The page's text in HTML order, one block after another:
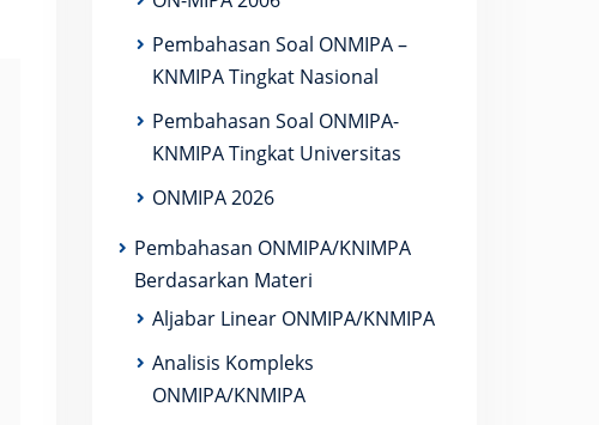
Pembahasan Soal ONMIPA –
KNMIPA Tingkat Nasional
Pembahasan Soal ONMIPA-
KNMIPA Tingkat Universitas
ONMIPA 2026
Pembahasan ONMIPA/KNIMPA
Berdasarkan Materi
Aljabar Linear ONMIPA/KNMIPA
Analisis Kompleks
ONMIPA/KNMIPA